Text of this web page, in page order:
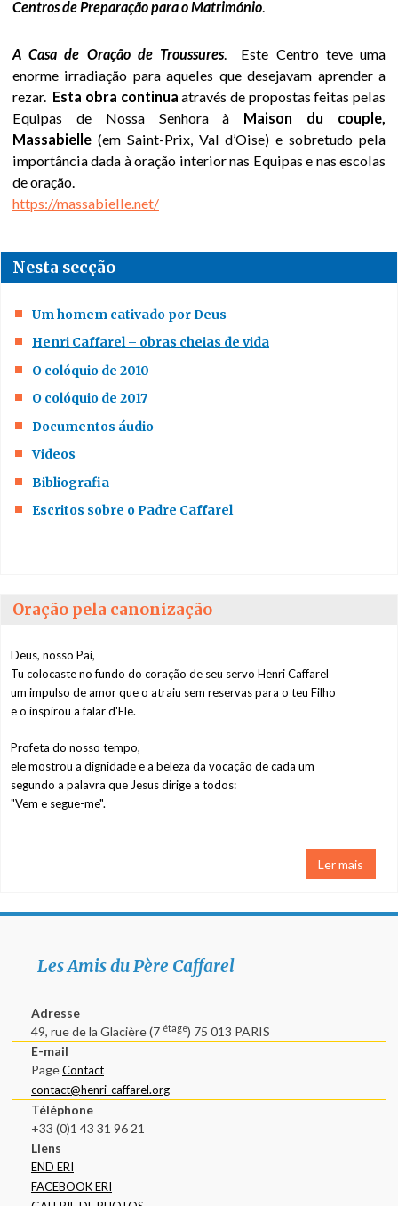
cativado por
Henri Caffarel –
obras cheias de
vida
O colóquio de
2010
2017
áudio
Videos
Bibliografia
Escritos sobre o
Padre Caffarel
O Padre
sacramento da
Aliança
missão das ENS
O padre e o casal
Centros de Preparação para o Matrimónio.
A Casa de Oração de Troussures. Este Centro teve uma
enorme irradiação para aqueles que desejavam aprender a
rezar. Esta obra continua através de propostas feitas pelas
Equipas de Nossa Senhora à Maison du couple,
Massabielle (em Saint-Prix, Val d’Oise) e sobretudo pela
importância dada à oração interior nas Equipas e nas escolas
de oração.
https://massabielle.net/
Nesta secção
Um homem cativado por Deus
Henri Caffarel – obras cheias de vida
O colóquio de 2010
O colóquio de 2017
Documentos áudio
Videos
Bibliografia
Escritos sobre o Padre Caffarel
Oração pela canonização
Deus, nosso Pai,
Tu colocaste no fundo do coração de seu servo Henri Caffarel
um impulso de amor que o atraiu sem reservas para o teu Filho
e o inspirou a falar d'Ele.
Profeta do nosso tempo,
ele mostrou a dignidade e a beleza da vocação de cada um
segundo a palavra que Jesus dirige a todos:
"Vem e segue-me".
Ler mais
Les Amis du Père Caffarel
Adresse
49, rue de la Glacière (7 étage) 75 013 PARIS
E-mail
PageContact
contact@henri-caffarel.org
Téléphone
+33 (0)1 43 31 96 21
Liens
END ERI
FACEBOOK ERI